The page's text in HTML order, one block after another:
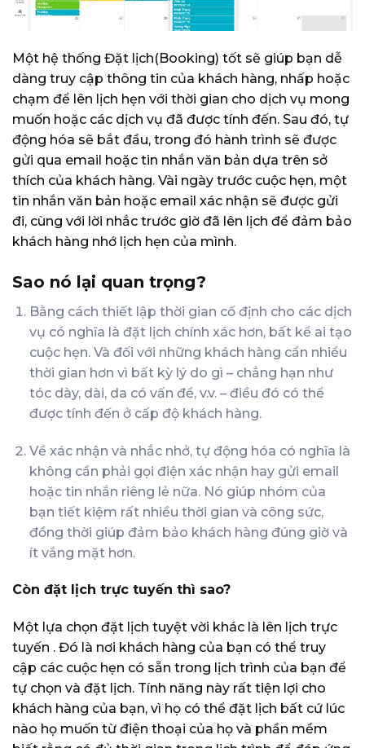
Một hệ thống Đặt lịch(Booking) tốt sẽ giúp bạn dễ
dàng truy cập thông tin của khách hàng, nhấp hoặc
chạm để lên lịch hẹn với thời gian cho dịch vụ mong
muốn hoặc các dịch vụ đã được tính đến. Sau đó, tự
động hóa sẽ bắt đầu, trong đó hành trình sẽ được
gửi qua email hoặc tin nhắn văn bản dựa trên sở
thích của khách hàng. Vài ngày trước cuộc hẹn, một
tin nhắn văn bản hoặc email xác nhận sẽ được gửi
đi, cùng với lời nhắc trước giờ đã lên lịch để đảm bảo
khách hàng nhớ lịch hẹn của mình.
Sao nó lại quan trọng?
Bằng cách thiết lập thời gian cố định cho các dịch
vụ có nghĩa là đặt lịch chính xác hơn, bất kể ai tạo
cuộc hẹn. Và đối với những khách hàng cần nhiều
thời gian hơn vì bất kỳ lý do gì – chẳng hạn như
tóc dày, dài, da có vấn đề, v.v. – điều đó có thể
được tính đến ở cấp độ khách hàng.
Về xác nhận và nhắc nhở, tự động hóa có nghĩa là
không cần phải gọi điện xác nhận hay gửi email
hoặc tin nhắn riêng lẻ nữa. Nó giúp nhóm của
bạn tiết kiệm rất nhiều thời gian và công sức,
đồng thời giúp đảm bảo khách hàng đúng giờ và
ít vắng mặt hơn.
Còn đặt lịch trực tuyến thì sao?
Một lựa chọn đặt lịch tuyệt vời khác là lên lịch trực
tuyến . Đó là nơi khách hàng của bạn có thể truy
cập các cuộc hẹn có sẵn trong lịch trình của bạn để
tự chọn và đặt lịch. Tính năng này rất tiện lợi cho
khách hàng của bạn, vì họ có thể đặt lịch bất cứ lúc
nào họ muốn từ điện thoại của họ và phần mềm